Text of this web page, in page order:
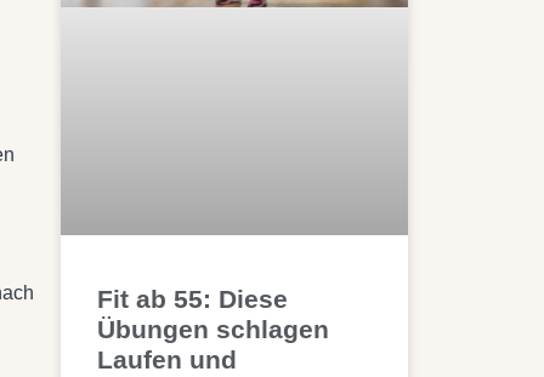
Fit ab 55: Diese
Übungen schlagen
Laufen und